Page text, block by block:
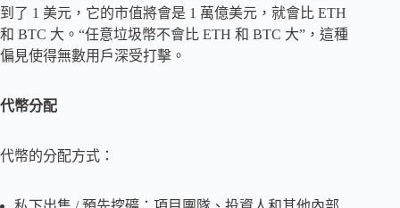
到了 1 美元，它的市值將會是 1 萬億美元，就會比 ETH
和 BTC 大。“任意垃圾幣不會比 ETH 和 BTC 大”，這種
偏見使得無數用戶深受打擊。
代幣分配
代幣的分配方式：